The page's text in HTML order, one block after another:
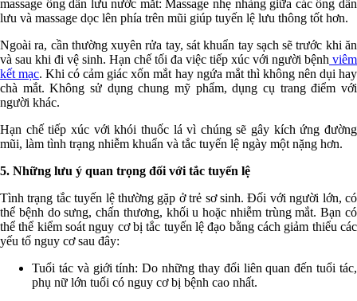
massage ống dẫn lưu nước mắt: Massage nhẹ nhàng giữa các ống dẫn
lưu và massage dọc lên phía trên mũi giúp tuyến lệ lưu thông tốt hơn.
Ngoài ra, cần thường xuyên rửa tay, sát khuẩn tay sạch sẽ trước khi ăn
và sau khi đi vệ sinh. Hạn chế tối đa việc tiếp xúc với người bệnh viêm
kết mạc. Khi có cảm giác xốn mắt hay ngứa mắt thì không nên dụi hay
chà mắt. Không sử dụng chung mỹ phẩm, dụng cụ trang điểm với
người khác.
Hạn chế tiếp xúc với khói thuốc lá vì chúng sẽ gây kích ứng đường
mũi, làm tình trạng nhiễm khuẩn và tắc tuyến lệ ngày một nặng hơn.
5. Những lưu ý quan trọng đối với tắc tuyến lệ
Tình trạng tắc tuyến lệ thường gặp ở trẻ sơ sinh. Đối với người lớn, có
thể bệnh do sưng, chấn thương, khối u hoặc nhiễm trùng mắt. Bạn có
thể thể kiểm soát nguy cơ bị tắc tuyến lệ đạo bằng cách giảm thiểu các
yếu tố nguy cơ sau đây:
Tuổi tác và giới tính: Do những thay đổi liên quan đến tuổi tác,
phụ nữ lớn tuổi có nguy cơ bị bệnh cao nhất.